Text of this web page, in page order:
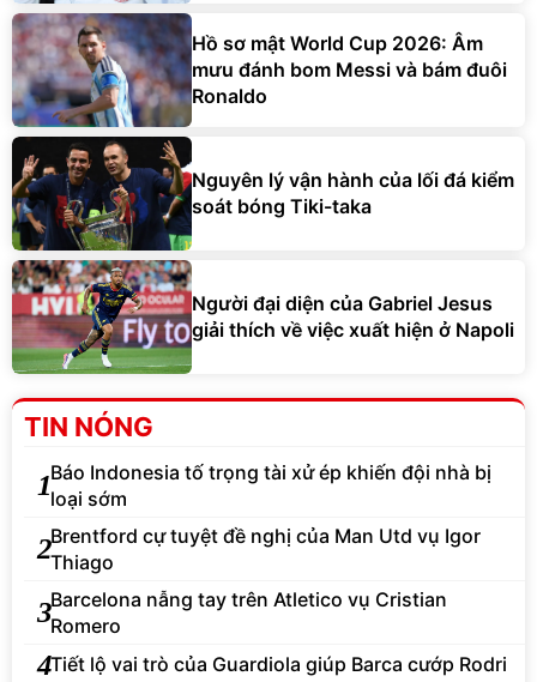
Hồ sơ mật World Cup 2026: Âm
mưu đánh bom Messi và bám đuôi
Ronaldo
Nguyên lý vận hành của lối đá kiểm
soát bóng Tiki-taka
Người đại diện của Gabriel Jesus
giải thích về việc xuất hiện ở Napoli
TIN NÓNG
1Báo Indonesia tố trọng tài xử ép khiến đội nhà bị
loại sớm
2Brentford cự tuyệt đề nghị của Man Utd vụ Igor
Thiago
3Barcelona nẫng tay trên Atletico vụ Cristian
Romero
4Tiết lộ vai trò của Guardiola giúp Barca cướp Rodri